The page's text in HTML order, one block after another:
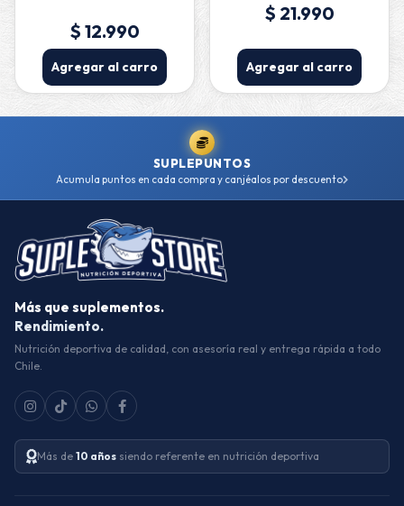
$ 12.990
Agregar al carro
$ 21.990
Agregar al carro
SUPLEPUNTOS
Acumula puntos en cada compra y canjéalos por descuento
Más que suplementos.
Rendimiento.
Nutrición deportiva de calidad, con asesoría real y entrega rápida a todo
Chile.
Más de 10 años siendo referente en nutrición deportiva